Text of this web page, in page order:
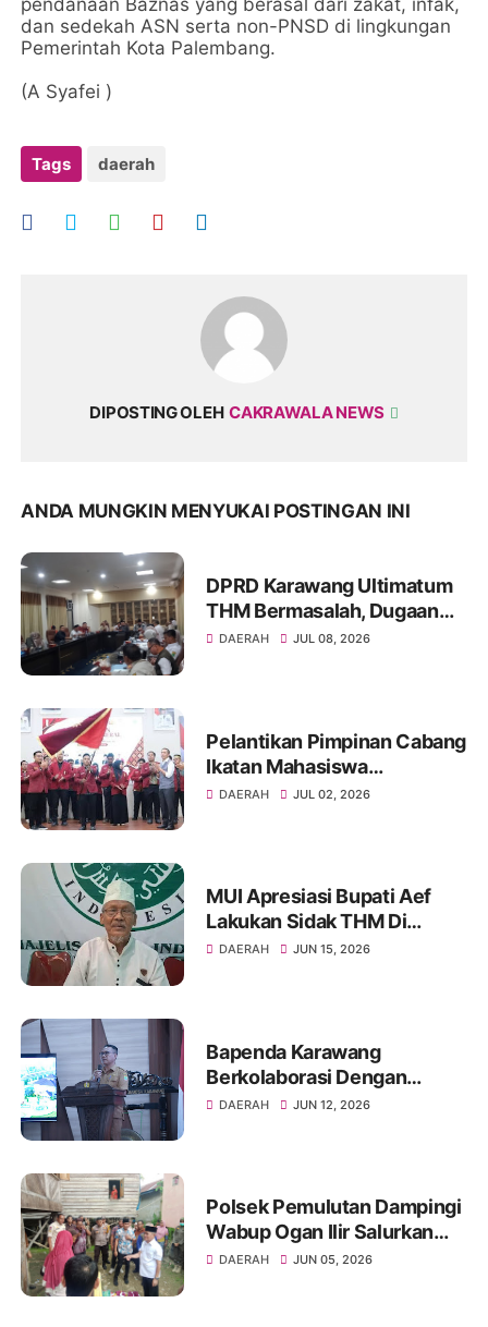
pendanaan Baznas yang berasal dari zakat, infak,
dan sedekah ASN serta non-PNSD di lingkungan
Pemerintah Kota Palembang.
(A Syafei )
Tags daerah
DIPOSTING OLEH CAKRAWALA NEWS
ANDA MUNGKIN MENYUKAI POSTINGAN INI
DPRD Karawang Ultimatum
THM Bermasalah, Dugaan
Izin Palsu hingga Minol Ilegal
DAERAH JUL 08, 2026
Pelantikan Pimpinan Cabang
Ikatan Mahasiswa
Muhammadiyah Kota
DAERAH JUL 02, 2026
MUI Apresiasi Bupati Aef
Lakukan Sidak THM Di
Karawang.
DAERAH JUN 15, 2026
Bapenda Karawang
Berkolaborasi Dengan
Fakultas Hukum Unsika
DAERAH JUN 12, 2026
Polsek Pemulutan Dampingi
Wabup Ogan Ilir Salurkan
Bansos ke Warga Sakit
DAERAH JUN 05, 2026